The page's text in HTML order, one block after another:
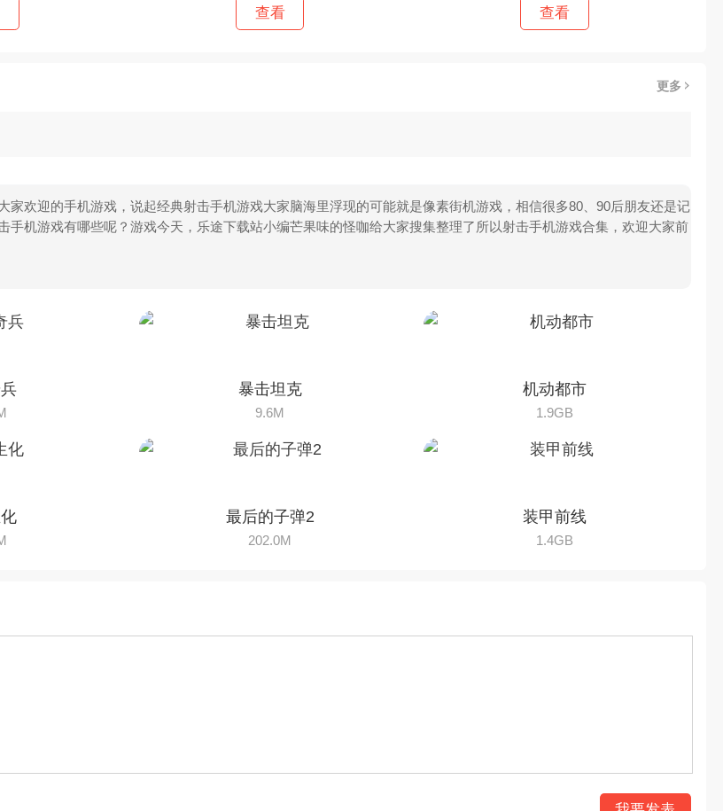
查看 查看
更多
家欢迎的手机游戏，说起经典射击手机游戏大家脑海里浮现的可能就是像素街机游戏，相信很多80、90后朋友还是记
手机游戏有哪些呢？游戏今天，乐途下载站小编芒果味的怪咖给大家搜集整理了所以射击手机游戏合集，欢迎大家前
暴击坦克
9.6M
机动都市
1.9GB
最后的子弹2
202.0M
装甲前线
1.4GB